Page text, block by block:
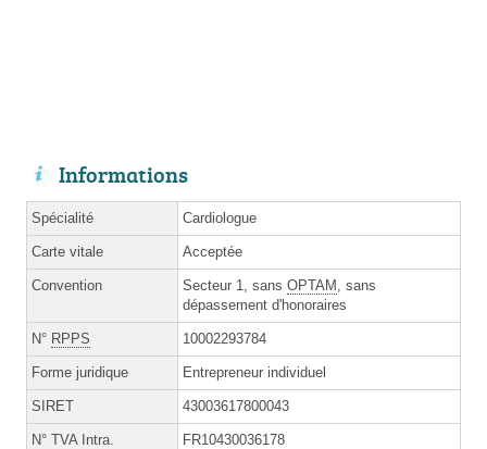
Informations
Spécialité Cardiologue
Carte vitale Acceptée
Convention Secteur 1, sans OPTAM
, sans
dépassement d'honoraires
N° RPPS 10002293784
Forme juridique Entrepreneur individuel
SIRET 43003617800043
N° TVA Intra. FR10430036178